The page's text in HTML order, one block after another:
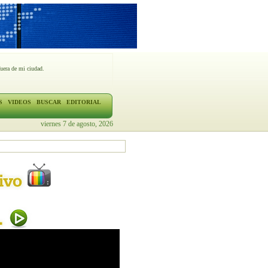
de mi ciudad.
VIDEOS BUSCAR
EDITORIAL
viernes 7 de agosto, 2026